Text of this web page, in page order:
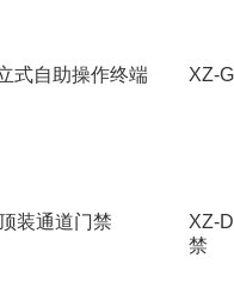
式自助操作终端 XZ-
装通道门禁
XZ-
禁